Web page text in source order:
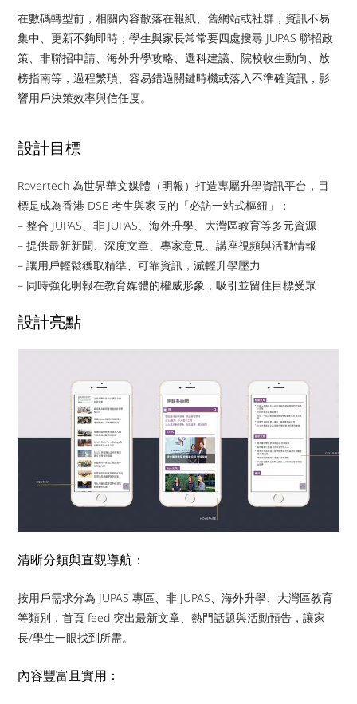
在數碼轉型前，相關內容散落在報紙、舊網站或社群，資訊不易
集中、更新不夠即時；學生與家長常常要四處搜尋 JUPAS 聯招政
策、非聯招申請、海外升學攻略、選科建議、院校收生動向、放
榜指南等，過程繁瑣、容易錯過關鍵時機或落入不準確資訊，影
響用戶決策效率與信任度。
設計目標
Rovertech 為世界華文媒體（明報）打造專屬升學資訊平台，目
標是成為香港 DSE 考生與家長的「必訪一站式樞紐」：
– 整合 JUPAS、非 JUPAS、海外升學、大灣區教育等多元資源
– 提供最新新聞、深度文章、專家意見、講座視頻與活動情報
– 讓用戶輕鬆獲取精準、可靠資訊，減輕升學壓力
– 同時強化明報在教育媒體的權威形象，吸引並留住目標受眾
設計亮點
清晰分類與直觀導航：
按用戶需求分為 JUPAS 專區、非 JUPAS、海外升學、大灣區教育
等類別，首頁 feed 突出最新文章、熱門話題與活動預告，讓家
長/學生一眼找到所需。
內容豐富且實用：